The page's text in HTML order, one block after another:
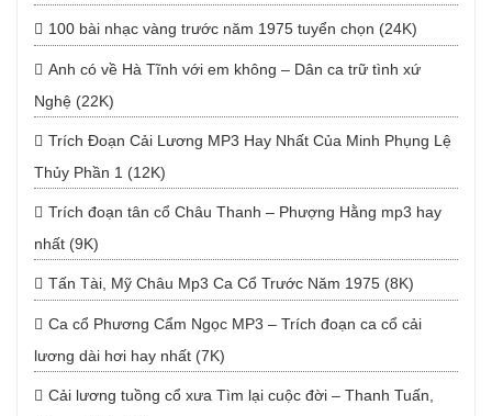
100 bài nhạc vàng trước năm 1975 tuyển chọn (24K)
Anh có về Hà Tĩnh với em không – Dân ca trữ tình xứ
Nghệ (22K)
Trích Đoạn Cải Lương MP3 Hay Nhất Của Minh Phụng Lệ
Thủy Phần 1 (12K)
Trích đoạn tân cổ Châu Thanh – Phượng Hằng mp3 hay
nhất (9K)
Tấn Tài, Mỹ Châu Mp3 Ca Cổ Trước Năm 1975 (8K)
Ca cổ Phương Cẩm Ngọc MP3 – Trích đoạn ca cổ cải
lương dài hơi hay nhất (7K)
Cải lương tuồng cổ xưa Tìm lại cuộc đời – Thanh Tuấn,